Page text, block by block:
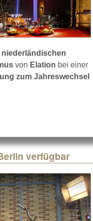
niederländischen
von Elation bei einer
zum Jahreswechsel
verfügbar